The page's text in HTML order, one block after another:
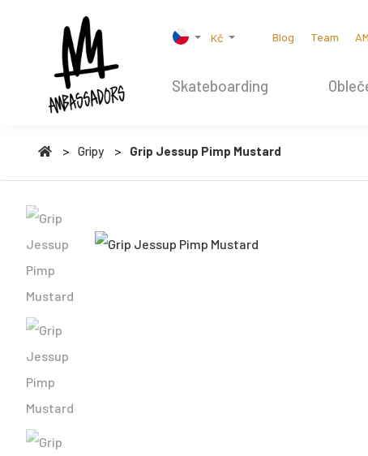
Kč Blog Team
Skateboarding
Gripy Grip Jessup Pimp Mustard